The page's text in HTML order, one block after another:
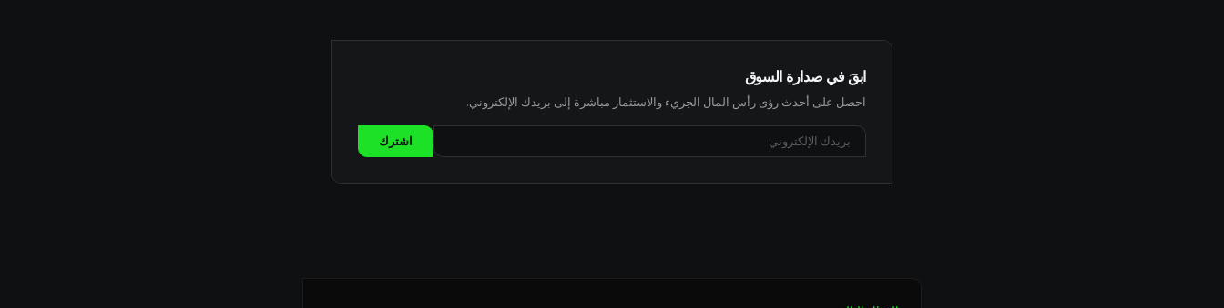
ابقَ في صدارة السوق
احصل على أحدث رؤى رأس المال الجريء والاستثمار مباشرة إلى بريدك الإلكتروني.
اشترك